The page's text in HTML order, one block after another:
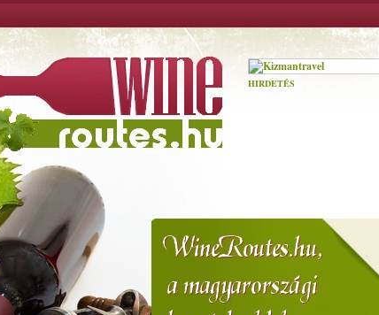
HIRDETÉS